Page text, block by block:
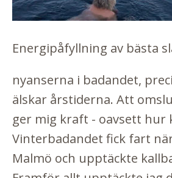
Energipåfyllning av bästa
nyanserna i badandet,
älskar årstiderna. Att
ger mig kraft - oavsett hur
Vinterbadandet fick fart
Malmö och upptäckte